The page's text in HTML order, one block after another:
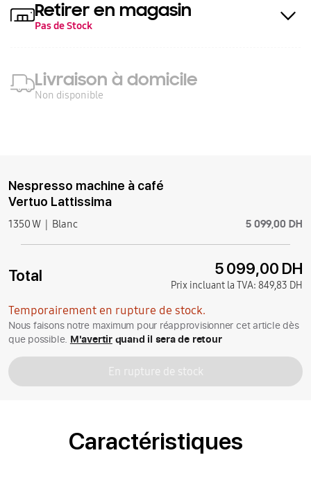
Retirer en magasin
Pas de Stock
Livraison à domicile
Non disponible
Nespresso machine à café
Vertuo Lattissima
1350 W Blanc 5 099,00 DH
Total 5 099,00 DH
Prix incluant la TVA: 849,83 DH
Temporairement en rupture de stock.
Nous faisons notre maximum pour réapprovisionner cet article dès
que possible. M'avertirquand il sera de retour
En rupture de stock
Caractéristiques